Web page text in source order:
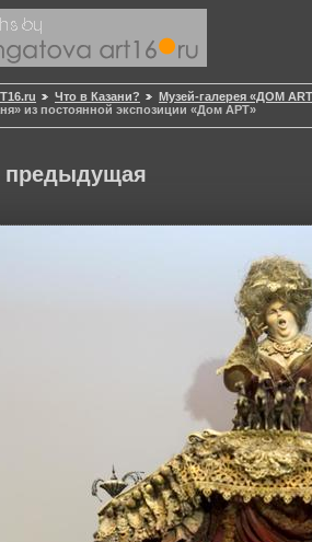
Что в Казани?
Музей-галерея «ДОМ
из постоянной экспозиции «Дом АРТ»
предыдущая